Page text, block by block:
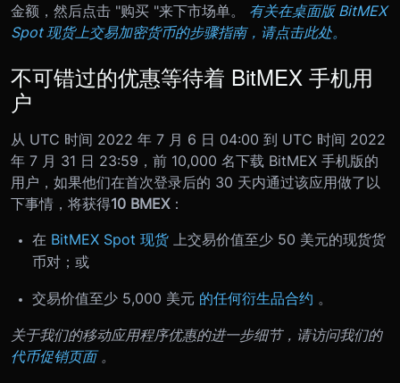
金额，然后点击 "购买 "来下市场单。 有关在桌面版 BitMEX
Spot 现货上交易加密货币的步骤指南，请点击此处。
不可错过的优惠等待着 BitMEX 手机用
户
从 UTC 时间 2022 年 7 月 6 日 04:00 到 UTC 时间 2022
年 7 月 31 日 23:59，前 10,000 名下载 BitMEX 手机版的
用户，如果他们在首次登录后的 30 天内通过该应用做了以
下事情，将获得10 BMEX：
在 BitMEX Spot 现货 上交易价值至少 50 美元的现货货
币对；或
交易价值至少 5,000 美元 的任何衍生品合约 。
关于我们的移动应用程序优惠的进一步细节，请访问我们的
代币促销页面 。